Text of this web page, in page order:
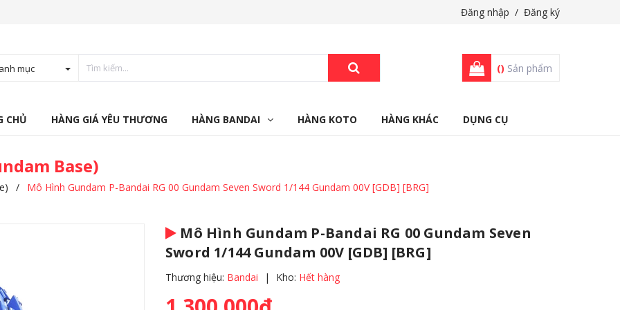
Đăng nhập / Đăng ký
mục () Sản phẩm
CHỦ HÀNG GIÁ YÊU THƯƠNG HÀNG BANDAI HÀNG KOTO HÀNG KHÁC DỤNG CỤ
Base)
/ Mô Hình Gundam P-Bandai RG 00 Gundam Seven Sword 1/144 Gundam 00V [GDB] [BRG]
Mô Hình Gundam P-Bandai RG 00 Gundam Seven
Sword 1/144 Gundam 00V [GDB] [BRG]
Thương hiệu: Bandai | Kho: Hết hàng